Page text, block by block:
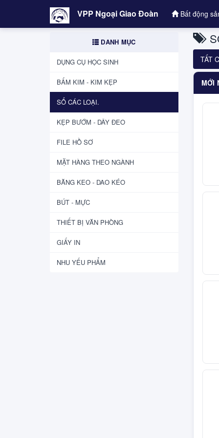
VPP Ngoại Giao Đoàn Bất động
DANH MỤC
DỤNG CỤ HỌC SINH
BẤM KIM - KIM KẸP
SỔ CÁC LOẠI.
KẸP BƯỚM - DÂY ĐEO
FILE HỒ SƠ
MẶT HÀNG THEO NGÀNH
BĂNG KEO - DAO KÉO
BÚT - MỰC
THIẾT BỊ VĂN PHÒNG
GIẤY IN
NHU YẾU PHẨM
TẤT
MỚI